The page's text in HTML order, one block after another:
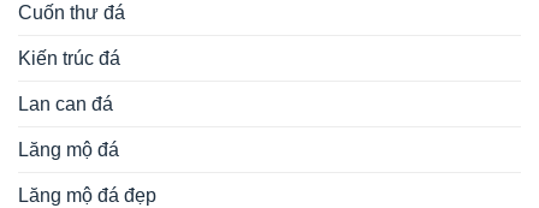
Cuốn thư đá
Kiến trúc đá
Lan can đá
Lăng mộ đá
Lăng mộ đá đẹp